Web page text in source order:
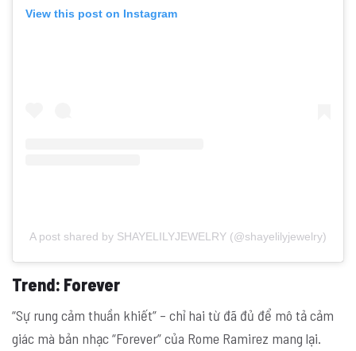
View this post on Instagram
A post shared by SHAYELILYJEWELRY (@shayelilyjewelry)
Trend: Forever
“Sự rung cảm thuần khiết” – chỉ hai từ đã đủ để mô tả cảm
giác mà bản nhạc “Forever” của Rome Ramirez mang lại.